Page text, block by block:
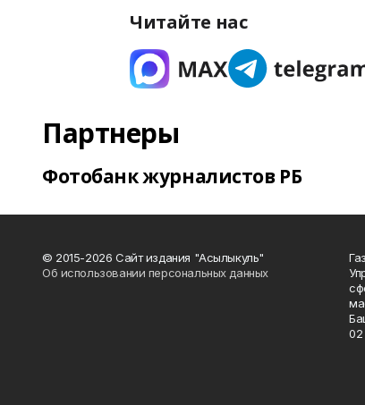
Читайте нас
Партнеры
Фотобанк журналистов РБ
© 2015-2026 Сайт издания "Асылыкуль"
Об использовании персональных данных
02